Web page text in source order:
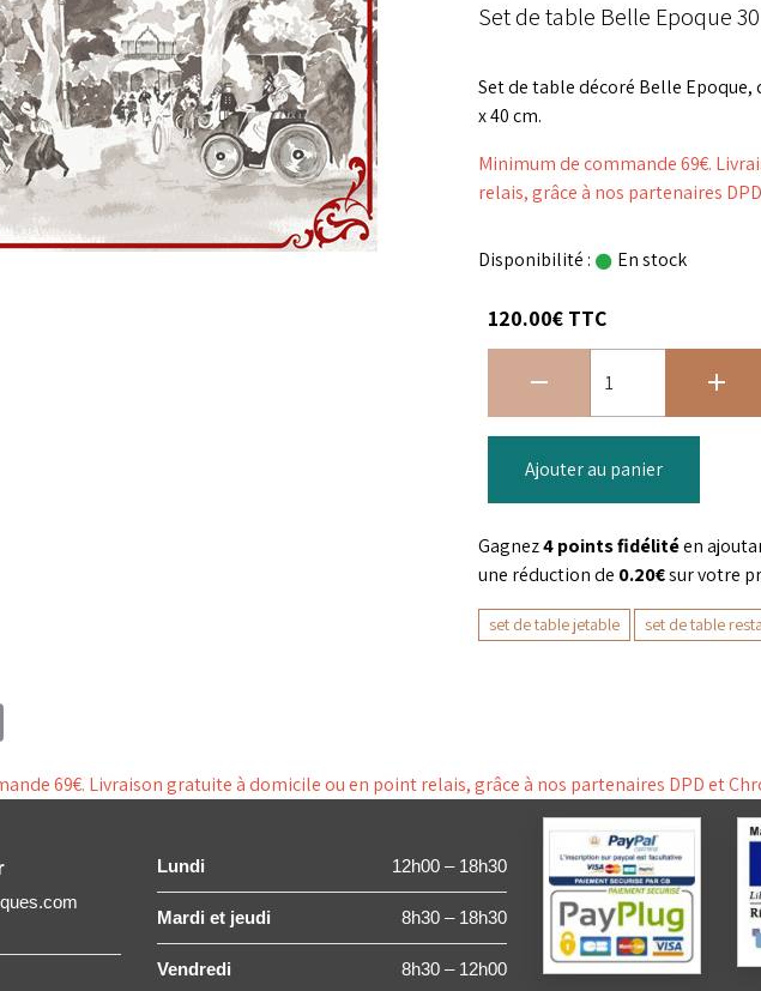
Set de table Belle Epoque
Set de table décoré Belle
x 40 cm.
Minimum de commande 69€.
relais, grâce à nos partenaires
Disponibilité : En stock
120.00€ TTC
Ajouter au panier
Gagnez4 points fidélitéen
une réduction de 0.20€sur votre
set de table jetable set de table
69€. Livraison gratuite à domicile ou en point relais, grâce à nos partenaires DPD et
Lundi 12h00 – 18h30
Mardi et jeudi 8h30 – 18h30
Vendredi 8h30 – 12h00